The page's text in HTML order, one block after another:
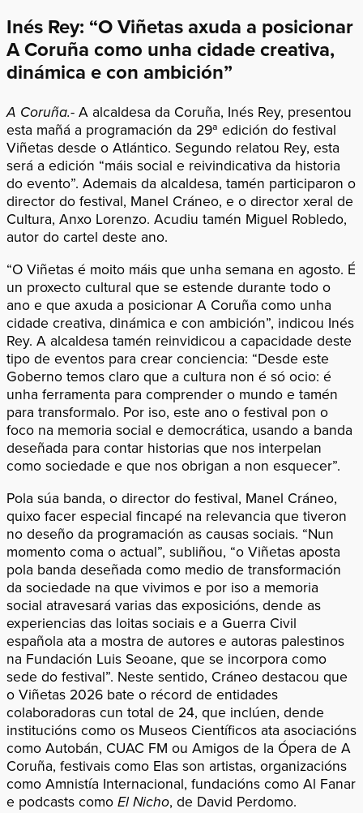
Inés Rey: “O Viñetas axuda a posicionar
A Coruña como unha cidade creativa,
dinámica e con ambición”
A Coruña.-A alcaldesa da Coruña, Inés Rey, presentou
esta mañá a programación da 29ª edición do festival
Viñetas desde o Atlántico. Segundo relatou Rey, esta
será a edición “máis social e reivindicativa da historia
do evento”. Ademais da alcaldesa, tamén participaron o
director do festival, Manel Cráneo, e o director xeral de
Cultura, Anxo Lorenzo. Acudiu tamén Miguel Robledo,
autor do cartel deste ano.
“O Viñetas é moito máis que unha semana en agosto. É
un proxecto cultural que se estende durante todo o
ano e que axuda a posicionar A Coruña como unha
cidade creativa, dinámica e con ambición”, indicou Inés
Rey. A alcaldesa tamén reinvidicou a capacidade deste
tipo de eventos para crear conciencia: “Desde este
Goberno temos claro que a cultura non é só ocio: é
unha ferramenta para comprender o mundo e tamén
para transformalo. Por iso, este ano o festival pon o
foco na memoria social e democrática, usando a banda
deseñada para contar historias que nos interpelan
como sociedade e que nos obrigan a non esquecer”.
Pola súa banda, o director do festival, Manel Cráneo,
quixo facer especial fincapé na relevancia que tiveron
no deseño da programación as causas sociais. “Nun
momento coma o actual”, subliñou, “o Viñetas aposta
pola banda deseñada como medio de transformación
da sociedade na que vivimos e por iso a memoria
social atravesará varias das exposicións, dende as
experiencias das loitas sociais e a Guerra Civil
española ata a mostra de autores e autoras palestinos
na Fundación Luis Seoane, que se incorpora como
sede do festival”. Neste sentido, Cráneo destacou que
o Viñetas 2026 bate o récord de entidades
colaboradoras cun total de 24, que inclúen, dende
institucións como os Museos Científicos ata asociacións
como Autobán, CUAC FM ou Amigos de la Ópera de A
Coruña, festivais como Elas son artistas, organizacións
como Amnistía Internacional, fundacións como Al Fanar
e podcasts comoEl Nicho, de David Perdomo.